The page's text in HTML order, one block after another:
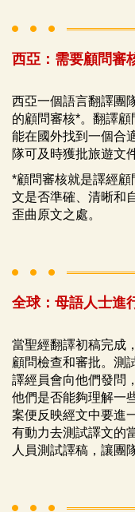
西亞：需要顧問審
西亞一個語言翻譯團
的顧問審核*。翻譯
能在國外找到一個合
隊可及時獲批旅遊文
*顧問審核就是譯經
文是否準確、清晰和
歪曲原文之處。
全球：母語人士進
當聖經翻譯初稿完成
顧問檢查和審批。測
譯經員會向他們發問
他們是否能夠理解一
案便反映經文中要進
有動力去測試譯文的
人員測試譯稿，讓團